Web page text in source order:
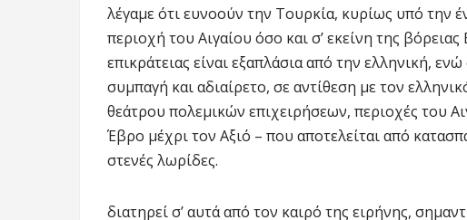
λέγαμε ότι ευνοούν την Τουρκία, κυρίως υπό την
περιοχή του Αιγαίου όσο και σ’ εκείνη της
επικράτειας είναι εξαπλάσια από την ελληνική,
συμπαγή και αδιαίρετο, σε αντίθεση με τον
θεάτρου πολεμικών επιχειρήσεων, περιοχές του
Έβρο μέχρι τον Αξιό – που αποτελείται από
στενές λωρίδες.
διατηρεί σ’ αυτά από τον καιρό της ειρήνης,